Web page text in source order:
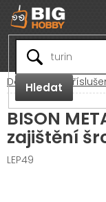
Přejít
na
obsah
Hledat
Domů RC
BISON
zajištění
LEP49